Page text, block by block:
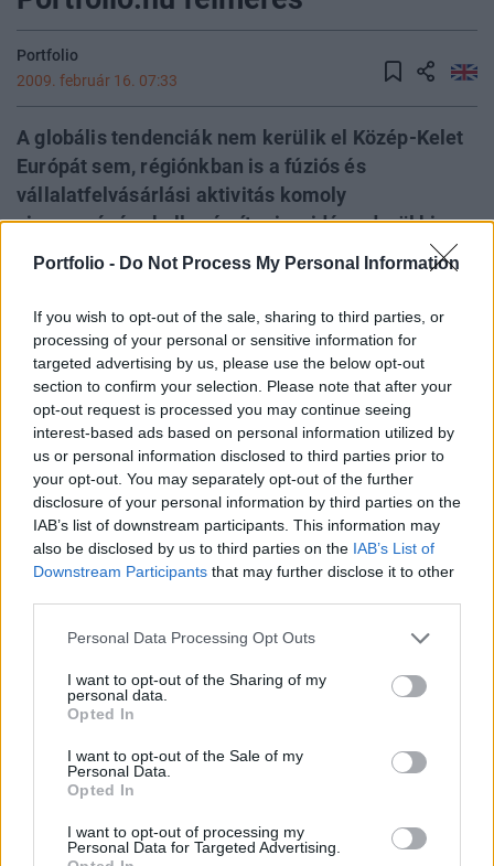
Portfolio - Do Not Process My Personal Information
If you wish to opt-out of the sale, sharing to third parties, or
processing of your personal or sensitive information for
targeted advertising by us, please use the below opt-out
section to confirm your selection. Please note that after your
opt-out request is processed you may continue seeing
interest-based ads based on personal information utilized by
us or personal information disclosed to third parties prior to
your opt-out. You may separately opt-out of the further
disclosure of your personal information by third parties on the
IAB’s list of downstream participants. This information may
also be disclosed by us to third parties on the IAB’s List of
Downstream Participants that may further disclose it to other
Personal Data Processing Opt Outs
I want to opt-out of the Sharing of my
personal data.
Opted In
I want to opt-out of the Sale of my
Personal Data.
Opted In
I want to opt-out of processing my
Personal Data for Targeted Advertising.
Portfolio
2009. február 16. 07:33
A globális tendenciák nem kerülik el Közép-Kelet
Európát sem, régiónkban is a fúziós és
vállalatfelvásárlási aktivitás komoly
visszaesésére kell számítani az idén - derül ki a
Portfolio.hu által elkészített felmérésből.
átlaghoz képest jól teljesíthet, de az értékeltségi
szintek általánosságban igen nyomottak lesznek a
piacon. Bár a bankok tranzakciókhoz nyújtott
hitelezése 2010 előtt várhatóan nem áll helyre,
azért az eurózónából érkezhetnek vevők, akik
várhatóan leginkább a térség pénzügyi cégeire
pályáznak majd.
Az adatgyűjtés 2008 decembere és 2009 februárja között
történt, a felmérésben résztvevő tanácsadók: BDO, Capital
Partners, CIB, Concorde, Deloitte, Deutsche Bank, Equilor,
Invescom, KBC Securities, KPMG, MB Partners, Nomura,
UniCredit - CAIB 16 elismert hazai és külföldi corporate
Portfolio.hu, melyből kiderült, hogy...
KEDVES OLVASÓNK!
A keresett cikk a portfolio.hu hírarchívumához
tartozik, melynek olvasása előfizetéses
regisztrációhoz kötött.